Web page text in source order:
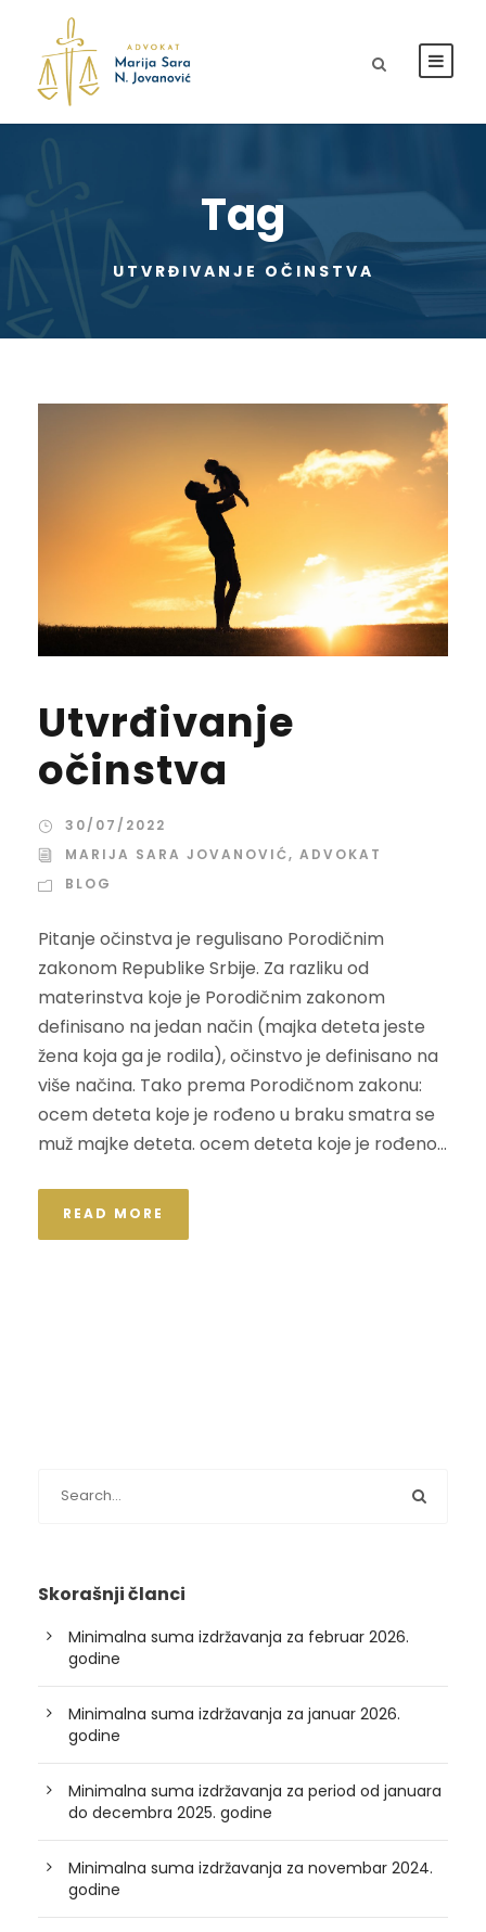
Tag
UTVRĐIVANJE OČINSTVA
Utvrđivanje
očinstva
30/07/2022
MARIJA SARA JOVANOVIĆ, ADVOKAT
BLOG
Pitanje očinstva je regulisano Porodičnim
zakonom Republike Srbije. Za razliku od
materinstva koje je Porodičnim zakonom
definisano na jedan način (majka deteta jeste
žena koja ga je rodila), očinstvo je definisano na
više načina. Tako prema Porodičnom zakonu:
ocem deteta koje je rođeno u braku smatra se
muž majke deteta. ocem deteta koje je rođeno...
READ MORE
Skorašnji članci
Minimalna suma izdržavanja za februar 2026.
godine
Minimalna suma izdržavanja za januar 2026.
godine
Minimalna suma izdržavanja za period od januara
do decembra 2025. godine
Minimalna suma izdržavanja za novembar 2024.
godine